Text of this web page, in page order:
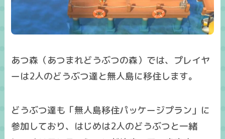
あつ森（あつまれどうぶつの森）では、プレイヤ
ーは2人のどうぶつ達と無人島に移住します。
どうぶつ達も「無人島移住パッケージプラン」に
参加しており、はじめは2人のどうぶつと一緒